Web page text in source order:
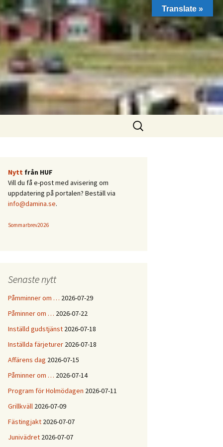
Sök
efter:
Nytt från HUF
Vill du få e-post med avisering om
uppdatering på portalen? Beställ via
info@damina.se.
Sommarbrev2026
Senaste nytt
Påmminner om … 2026-07-29
Påminner om … 2026-07-22
Inställd gudstjänst 2026-07-18
Inställda färjeturer 2026-07-18
Affärens dag 2026-07-15
Påminner om … 2026-07-14
Program för Holmödagen 2026-07-11
Grillkväll 2026-07-09
Fästingjakt 2026-07-07
Junivädret 2026-07-07
Translate »